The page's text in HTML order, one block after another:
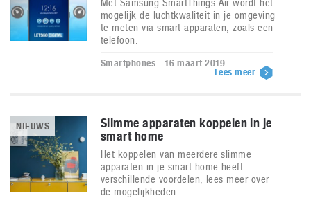
Met Samsung SmartThings Air wordt het
mogelijk de luchtkwaliteit in je omgeving
te meten via smart apparaten, zoals een
telefoon.
Smartphones - 16 maart 2019
Lees meer
NIEUWS
Slimme apparaten koppelen in je
smart home
Het koppelen van meerdere slimme
apparaten in je smart home heeft
verschillende voordelen, lees meer over
de mogelijkheden.